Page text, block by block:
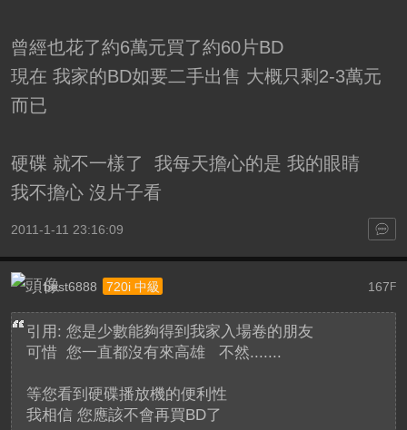
曾經也花了約6萬元買了約60片BD
現在 我家的BD如要二手出售 大概只剩2-3萬元
而已
硬碟 就不一樣了 我每天擔心的是 我的眼睛
我不擔心 沒片子看
2011-1-11 23:16:09
167 F
best6888 720i 中級
引用: 您是少數能夠得到我家入場卷的朋友
可惜 您一直都沒有來高雄 不然.......
等您看到硬碟播放機的便利性
我相信 您應該不會再買BD了